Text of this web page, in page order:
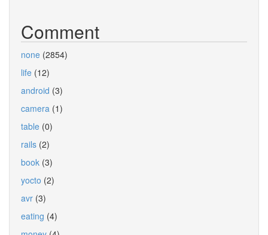
Comment
none (2854)
life (12)
android (3)
camera (1)
table (0)
rails (2)
book (3)
yocto (2)
avr (3)
eating (4)